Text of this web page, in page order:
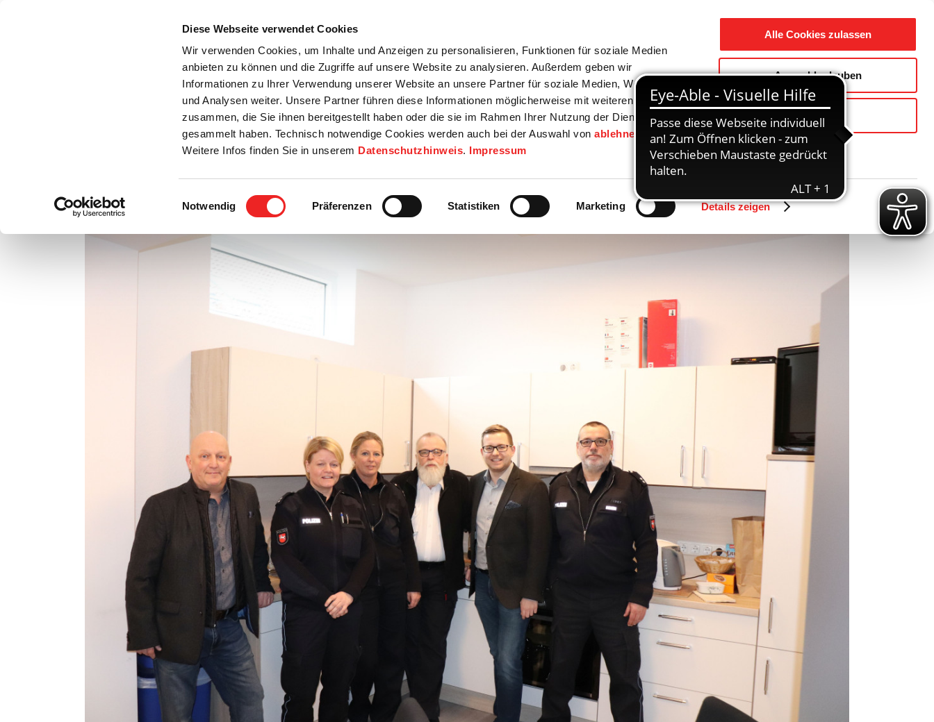
Diese Webseite verwendet Cookies
Wir verwenden Cookies, um Inhalte und Anzeigen zu personalisieren, Funktionen für soziale Medien
anbieten zu können und die Zugriffe auf unsere Website zu analysieren. Außerdem geben wir
Informationen zu Ihrer Verwendung unserer Website an unsere Partner für soziale Medien, Werbung
und Analysen weiter. Unsere Partner führen diese Informationen möglicherweise mit weiteren Daten
zusammen, die Sie ihnen bereitgestellt haben oder die sie im Rahmen Ihrer Nutzung der Dienste
gesammelt haben. Technisch notwendige Cookies werden auch bei der Auswahl vonablehnen
gesetzt.
Weitere Infos finden Sie in unserem Datenschutzhinweis. Impressum
Einwilligungsauswahl
Notwendig Präferenzen Statistiken Marketing Details zeigen
Alle Cookies zulassen
Auswahl erlauben
Ablehnen
Startseite
Bürgerservice Rats- / Bürgerinfo Wirtschaft / Wohnen Bildung / Soziales Touristik / Freizeit Gemeinde / Geschichte
Zurück
Neue Räume für die Polizei!
grösseres